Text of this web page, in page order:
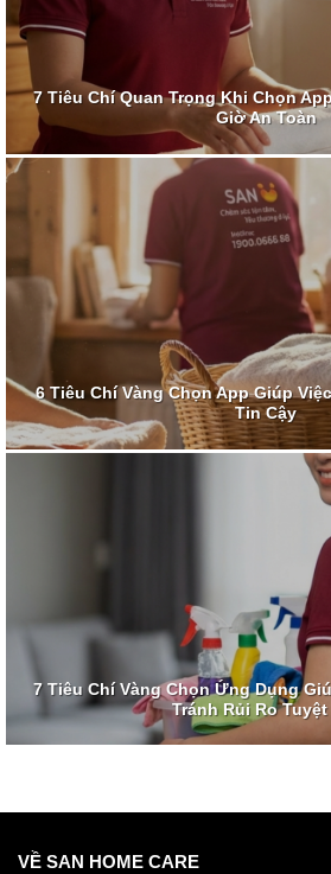
7 Tiêu Chí Quan Trọng Khi Chọn
Giờ An Toàn
6 Tiêu Chí Vàng Chọn App Giúp
Tin Cậy
7 Tiêu Chí Vàng Chọn Ứng Dụng
Tránh Rủi Ro
VỀ SAN HOME CARE